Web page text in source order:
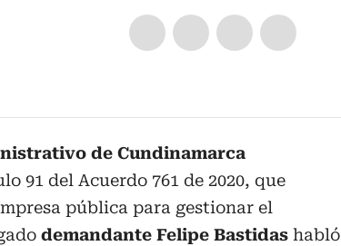
de Cundinamarca
91 del Acuerdo 761 de 2020, que
pública para gestionar el
demandante Felipe Bastidas habló